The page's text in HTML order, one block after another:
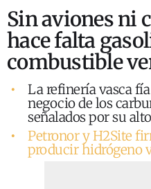
Sin aviones ni
hace falta
combustible
La refinería vasca
negocio de los
señalados por su
Petronor y H2Site
producir hidrógeno